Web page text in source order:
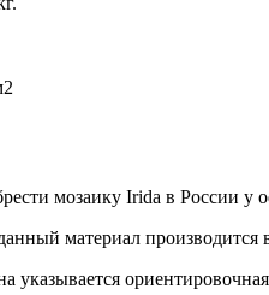
мозаику Irida в России у
материал
указывается